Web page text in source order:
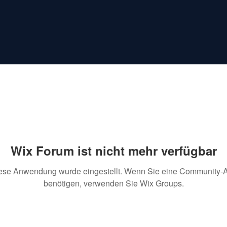
Wix Forum ist nicht mehr verfügbar
Anwendung wurde eingestellt. Wenn Sie eine Community-
benötigen, verwenden Sie Wix Groups.